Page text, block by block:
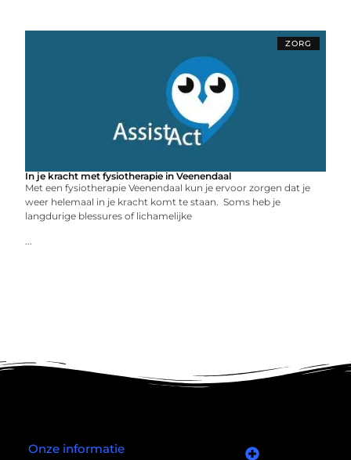
ZORG
In je kracht met fysiotherapie in Veenendaal
Met een fysiotherapie Veenendaal kun je ervoor zorgen dat je
weer helemaal in je kracht komt te staan. Soms heb je
langdurige blessures of lichamelijke
...
Onze informatie